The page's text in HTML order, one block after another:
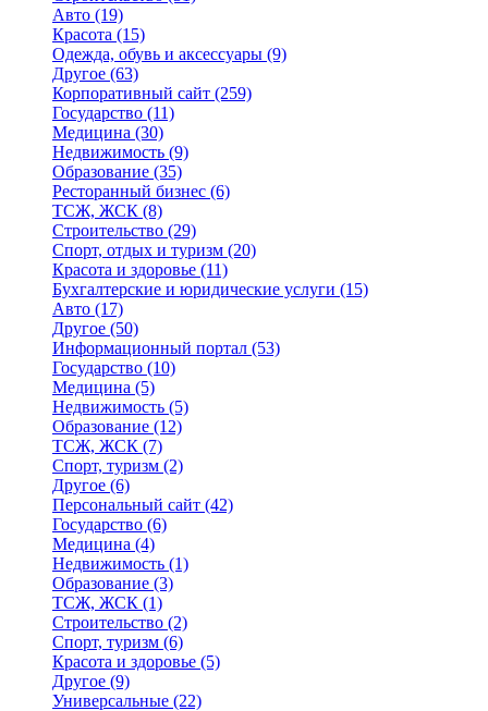
Авто (19)
Красота (15)
Одежда, обувь и аксессуары (9)
Другое (63)
Корпоративный сайт (259)
Государство (11)
Медицина (30)
Недвижимость (9)
Образование (35)
Ресторанный бизнес (6)
ТСЖ, ЖСК (8)
Строительство (29)
Спорт, отдых и туризм (20)
Красота и здоровье (11)
Бухгалтерские и юридические услуги (15)
Авто (17)
Другое (50)
Информационный портал (53)
Государство (10)
Медицина (5)
Недвижимость (5)
Образование (12)
ТСЖ, ЖСК (7)
Спорт, туризм (2)
Другое (6)
Персональный сайт (42)
Государство (6)
Медицина (4)
Недвижимость (1)
Образование (3)
ТСЖ, ЖСК (1)
Строительство (2)
Спорт, туризм (6)
Красота и здоровье (5)
Другое (9)
Универсальные (22)